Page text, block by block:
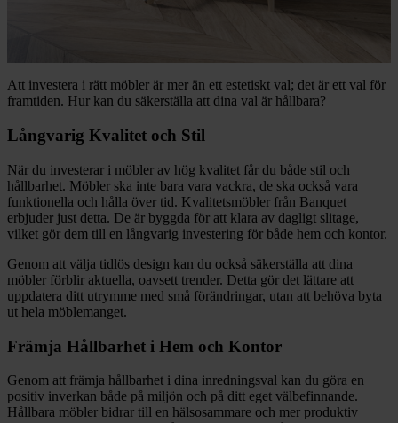
Att investera i rätt möbler är mer än ett estetiskt val; det är ett val för
framtiden. Hur kan du säkerställa att dina val är hållbara?
Långvarig Kvalitet och Stil
När du investerar i möbler av hög kvalitet får du både stil och
hållbarhet. Möbler ska inte bara vara vackra, de ska också vara
funktionella och hålla över tid. Kvalitetsmöbler från Banquet
erbjuder just detta. De är byggda för att klara av dagligt slitage,
vilket gör dem till en långvarig investering för både hem och kontor.
Genom att välja tidlös design kan du också säkerställa att dina
möbler förblir aktuella, oavsett trender. Detta gör det lättare att
uppdatera ditt utrymme med små förändringar, utan att behöva byta
ut hela möblemanget.
Främja Hållbarhet i Hem och Kontor
Genom att främja hållbarhet i dina inredningsval kan du göra en
positiv inverkan både på miljön och på ditt eget välbefinnande.
Hållbara möbler bidrar till en hälsosammare och mer produktiv